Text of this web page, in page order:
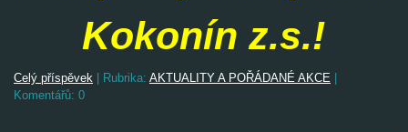
Kokonín z.s.!
Celý příspěvek | Rubrika: AKTUALITY A POŘÁDANÉ AKCE |
Komentářů: 0